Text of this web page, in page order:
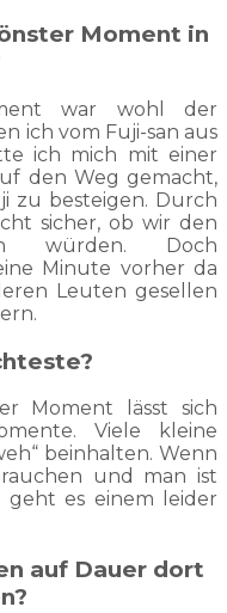
Moment in
war wohl der
ich vom Fuji-san aus
ich mich mit einer
den Weg gemacht,
zu besteigen. Durch
sicher, ob wir den
würden. Doch
Minute vorher da
Leuten gesellen
Moment lässt sich
Viele kleine
beinhalten. Wenn
und man ist
geht es einem leider
auf Dauer dort